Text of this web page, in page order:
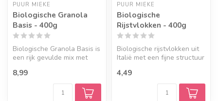
PUUR MIEKE
Biologische Granola
Basis - 400g
Biologische Granola Basis is
een rijk gevulde mix met
8,99
PUUR MIEKE
Biologische
Rijstvlokken - 400g
Biologische rijstvlokken uit
Italië met een fijne structuur
4,49